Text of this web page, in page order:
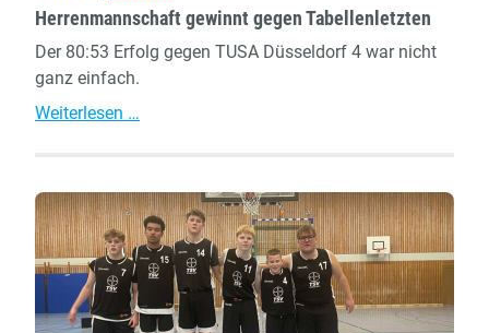
Herrenmannschaft gewinnt gegen Tabellenletzten
Der 80:53 Erfolg gegen TUSA Düsseldorf 4 war nicht
ganz einfach.
Weiterlesen …
Tabellenletzten